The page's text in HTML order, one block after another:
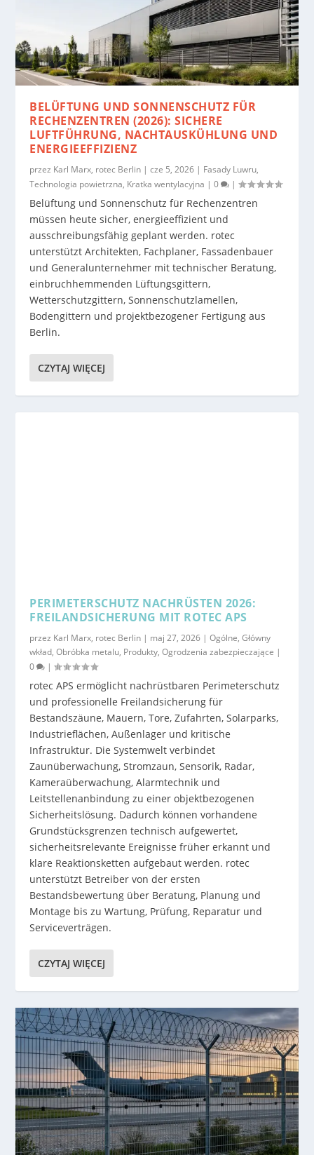
BELÜFTUNG UND SONNENSCHUTZ FÜR
RECHENZENTREN (2026): SICHERE
LUFTFÜHRUNG, NACHTAUSKÜHLUNG UND
ENERGIEEFFIZIENZ
przez Karl Marx, rotec Berlin |cze 5, 2026 | Fasady Luwru,
Technologia powietrzna, Kratka wentylacyjna |0 |
Belüftung und Sonnenschutz für Rechenzentren
müssen heute sicher, energieeffizient und
ausschreibungsfähig geplant werden. rotec
unterstützt Architekten, Fachplaner, Fassadenbauer
und Generalunternehmer mit technischer Beratung,
einbruchhemmenden Lüftungsgittern,
Wetterschutzgittern, Sonnenschutzlamellen,
Bodengittern und projektbezogener Fertigung aus
Berlin.
CZYTAJ WIĘCEJ
PERIMETERSCHUTZ NACHRÜSTEN 2026:
FREILANDSICHERUNG MIT ROTEC APS
przez Karl Marx, rotec Berlin | maj 27, 2026 |Ogólne,Główny
wkład,Obróbka metalu, Produkty,Ogrodzenia zabezpieczające |
0
|
rotec APS ermöglicht nachrüstbaren Perimeterschutz
und professionelle Freilandsicherung für
Bestandszäune, Mauern, Tore, Zufahrten, Solarparks,
Industrieflächen, Außenlager und kritische
Infrastruktur. Die Systemwelt verbindet
Zaunüberwachung, Stromzaun, Sensorik, Radar,
Kameraüberwachung, Alarmtechnik und
Leitstellenanbindung zu einer objektbezogenen
Sicherheitslösung. Dadurch können vorhandene
Grundstücksgrenzen technisch aufgewertet,
sicherheitsrelevante Ereignisse früher erkannt und
klare Reaktionsketten aufgebaut werden. rotec
unterstützt Betreiber von der ersten
Bestandsbewertung über Beratung, Planung und
Montage bis zu Wartung, Prüfung, Reparatur und
Serviceverträgen.
CZYTAJ WIĘCEJ